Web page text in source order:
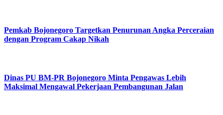
Pemkab Bojonegoro Targetkan Penurunan Angka Perceraian
dengan Program Cakap Nikah
Dinas PU BM-PR Bojonegoro Minta Pengawas Lebih
Maksimal Mengawal Pekerjaan Pembangunan Jalan